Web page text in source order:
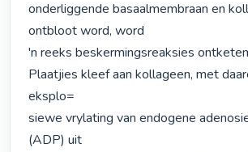
onderliggende basaalmembraan en
ontbloot word, word
'n reeks beskermingsreaksies
Plaatjies kleef aan kollageen, met
eksplo=
siewe vrylating van endogene
(ADP) uit